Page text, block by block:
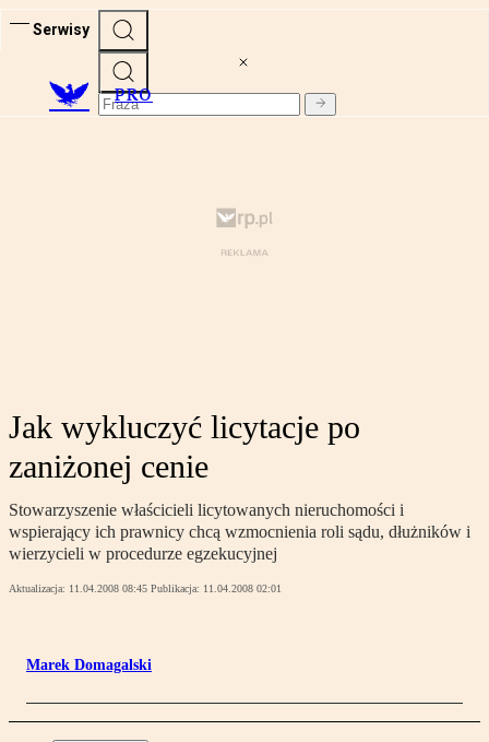
Serwisy
PRO
Jak wykluczyć licytacje po
zaniżonej cenie
Stowarzyszenie właścicieli licytowanych nieruchomości i
wspierający ich prawnicy chcą wzmocnienia roli sądu, dłużników i
wierzycieli w procedurze egzekucyjnej
Aktualizacja: 11.04.2008 08:45 Publikacja: 11.04.2008 02:01
Marek Domagalski